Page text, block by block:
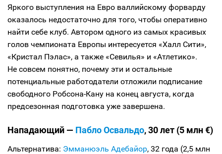
Яркого выступления на Евро валлийскому форварду
оказалось недостаточно для того, чтобы оперативно
найти себе клуб. Автором одного из самых красивых
голов чемпионата Европы интересуется «Халл Сити»,
«Кристал Пэлас», а также «Севилья» и «Атлетико».
Не совсем понятно, почему эти и остальные
потенциальные работодатели отложили подписание
свободного Робсона-Кану на конец августа, когда
предсезонная подготовка уже завершена.
Нападающий — Пабло Освальдо, 30 лет (5 млн €)
Альтернатива: Эмманюэль Адебайор, 32 года (2,5 млн